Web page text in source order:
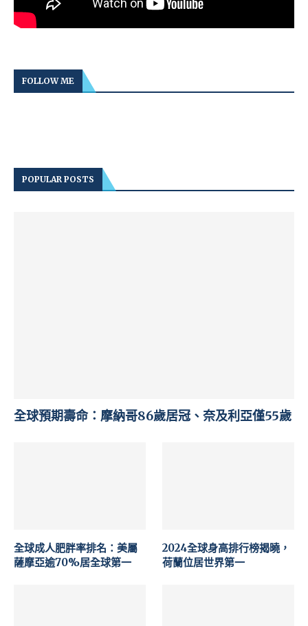
FOLLOW ME
POPULAR POSTS
全球預期壽命：摩納哥86歲居冠、奈及利亞僅55歲
全球成人肥胖率排名：美屬
薩摩亞逾70%居全球第一
2024全球身高排行榜揭曉，
荷蘭位居世界第一